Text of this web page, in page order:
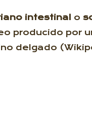
intestinal o
producido por
delgado